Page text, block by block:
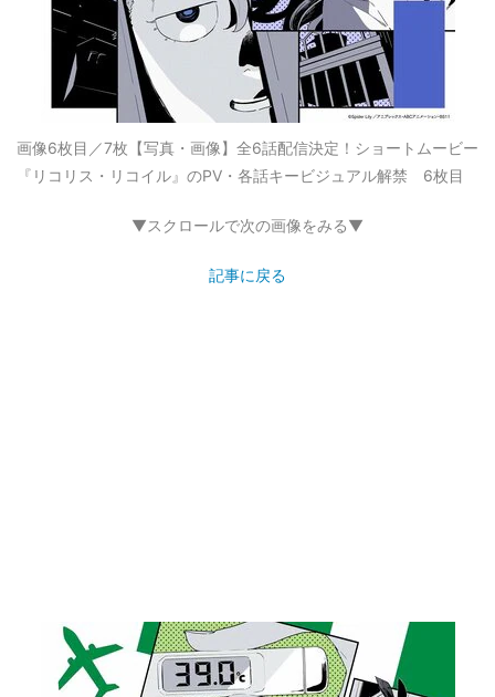
画像6枚目／7枚 【写真・画像】全6話配信決定！ショートムービー
『リコリス・リコイル』のPV・各話キービジュアル解禁 6枚目
▼スクロールで次の画像をみる▼
記事に戻る